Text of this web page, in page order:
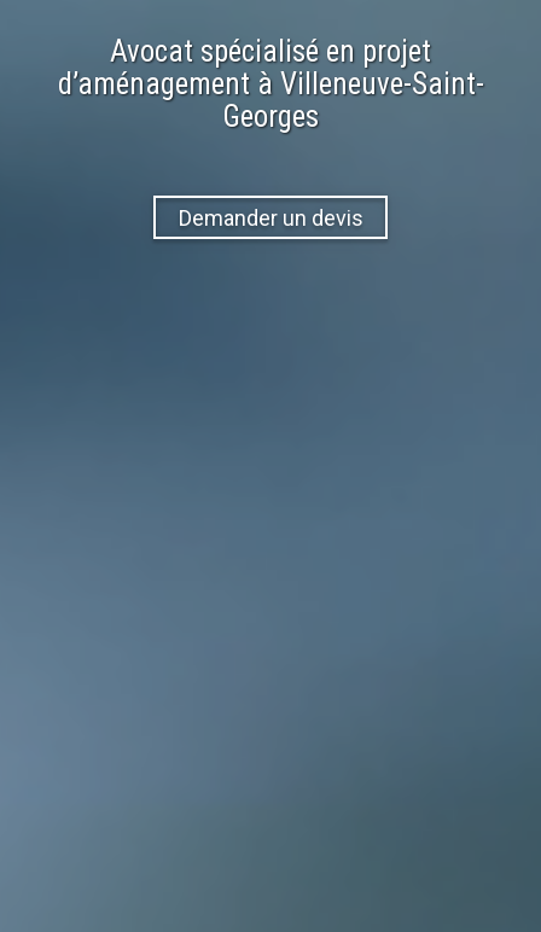
Avocat spécialisé en projet
d’aménagementà Villeneuve-Saint-
Georges
Demander un devis